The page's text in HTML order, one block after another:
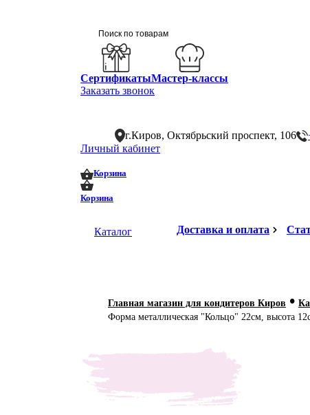
СертификатыМастер-классы
Заказать звонок
г.Киров, Октябрьский проспект, 106
Личный кабинет
Корзина
Корзина
Каталог Доставка и оплата
Главная магазин для кондитеров Киров •
Форма металлическая "Кольцо" 22см, высота